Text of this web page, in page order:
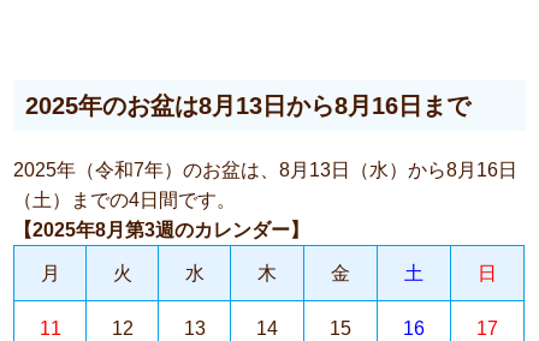
2025年のお盆は8月13日から8月16日まで
2025年（令和7年）のお盆は、8月13日（水）から8月16日
（土）までの4日間です。
【2025年8月第3週のカレンダー】
月 火 水 木 金 土 日
11
12
13
14
15
16
17